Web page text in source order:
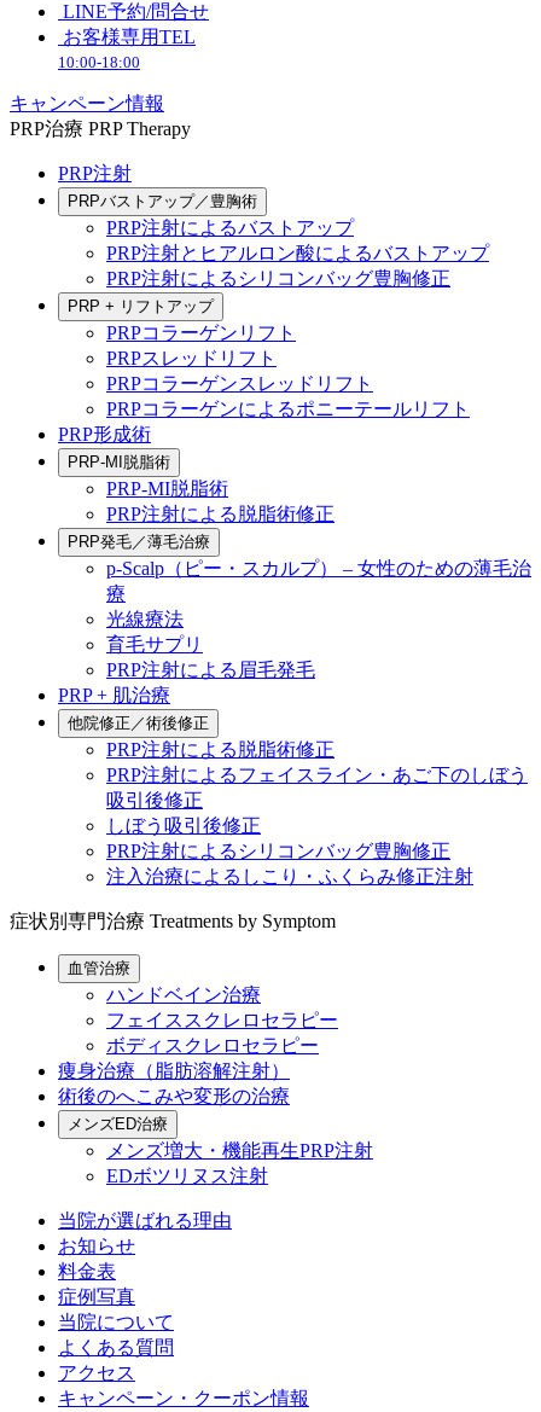
LINE予約/問合せ
お客様専用TEL
10:00-18:00
キャンペーン情報
PRP治療 PRP Therapy
PRP注射
PRPバストアップ／豊胸術
PRP注射によるバストアップ
PRP注射とヒアルロン酸によるバストアップ
PRP注射によるシリコンバッグ豊胸修正
PRP + リフトアップ
PRPコラーゲンリフト
PRPスレッドリフト
PRPコラーゲンスレッドリフト
PRPコラーゲンによるポニーテールリフト
PRP形成術
PRP-MI脱脂術
PRP-MI脱脂術
PRP注射による脱脂術修正
PRP発毛／薄毛治療
p-Scalp（ピー・スカルプ） – 女性のための薄毛治
療
光線療法
育毛サプリ
PRP注射による眉毛発毛
PRP + 肌治療
他院修正／術後修正
PRP注射による脱脂術修正
PRP注射によるフェイスライン・あご下のしぼう
吸引後修正
しぼう吸引後修正
PRP注射によるシリコンバッグ豊胸修正
注入治療によるしこり・ふくらみ修正注射
症状別専門治療 Treatments by Symptom
血管治療
ハンドベイン治療
フェイススクレロセラピー
ボディスクレロセラピー
痩身治療（脂肪溶解注射）
術後のへこみや変形の治療
メンズED治療
メンズ増大・機能再生PRP注射
EDボツリヌス注射
当院が選ばれる理由
お知らせ
料金表
症例写真
当院について
よくある質問
アクセス
キャンペーン・クーポン情報